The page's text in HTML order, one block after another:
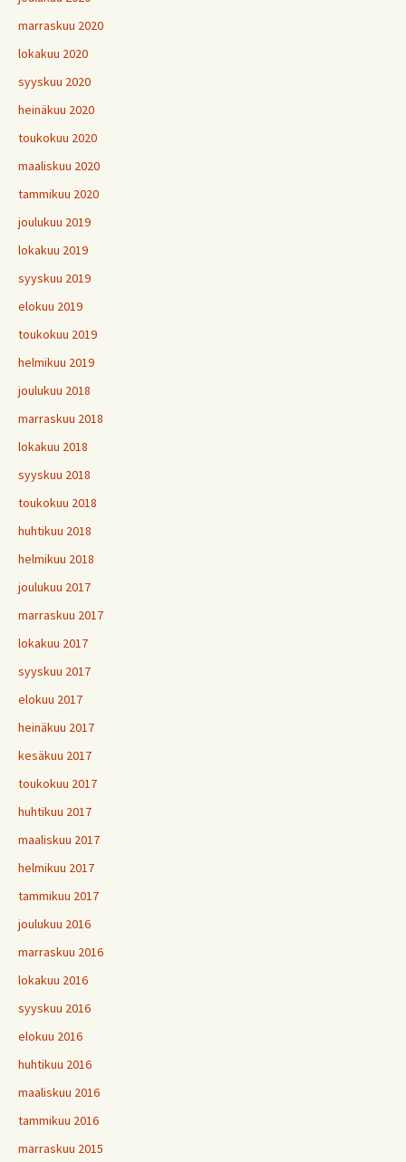
marraskuu 2020
lokakuu 2020
syyskuu 2020
heinäkuu 2020
toukokuu 2020
maaliskuu 2020
tammikuu 2020
joulukuu 2019
lokakuu 2019
syyskuu 2019
elokuu 2019
toukokuu 2019
helmikuu 2019
joulukuu 2018
marraskuu 2018
lokakuu 2018
syyskuu 2018
toukokuu 2018
huhtikuu 2018
helmikuu 2018
joulukuu 2017
marraskuu 2017
lokakuu 2017
syyskuu 2017
elokuu 2017
heinäkuu 2017
kesäkuu 2017
toukokuu 2017
huhtikuu 2017
maaliskuu 2017
helmikuu 2017
tammikuu 2017
joulukuu 2016
marraskuu 2016
lokakuu 2016
syyskuu 2016
elokuu 2016
huhtikuu 2016
maaliskuu 2016
tammikuu 2016
marraskuu 2015